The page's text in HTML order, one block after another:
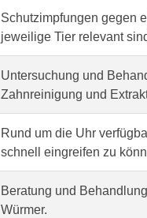
Schutzimpfungen gegen
jeweilige Tier relevant
Untersuchung und
Zahnreinigung und
Rund um die Uhr
schnell eingreifen zu
Beratung und
Würmer.